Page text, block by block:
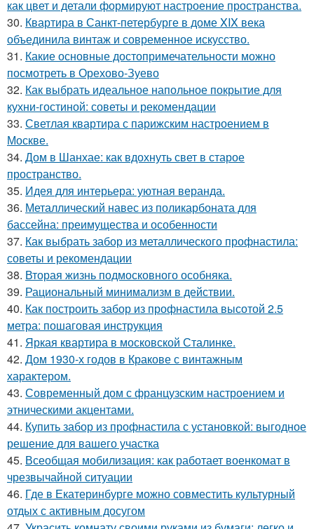
как цвет и детали формируют настроение пространства.
30. Квартира в Санкт-петербурге в доме XIX века
объединила винтаж и современное искусство.
31. Какие основные достопримечательности можно
посмотреть в Орехово-Зуево
32. Как выбрать идеальное напольное покрытие для
кухни-гостиной: советы и рекомендации
33. Светлая квартира с парижским настроением в
Москве.
34. Дом в Шанхае: как вдохнуть свет в старое
пространство.
35. Идея для интерьера: уютная веранда.
36. Металлический навес из поликарбоната для
бассейна: преимущества и особенности
37. Как выбрать забор из металлического профнастила:
советы и рекомендации
38. Вторая жизнь подмосковного особняка.
39. Рациональный минимализм в действии.
40. Как построить забор из профнастила высотой 2.5
метра: пошаговая инструкция
41. Яркая квартира в московской Сталинке.
42. Дом 1930-х годов в Кракове с винтажным
характером.
43. Современный дом с французским настроением и
этническими акцентами.
44. Купить забор из профнастила с установкой: выгодное
решение для вашего участка
45. Всеобщая мобилизация: как работает военкомат в
чрезвычайной ситуации
46. Где в Екатеринбурге можно совместить культурный
отдых с активным досугом